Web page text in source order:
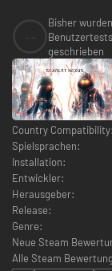
Bisher
Benutzertests
geschrieben
Country Compatibility:
Spielsprachen:
Installation:
Entwickler:
Herausgeber:
Release:
Genre:
Neue Steam
Alle Steam